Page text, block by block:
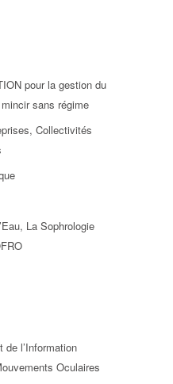
pour la gestion du
sans régime
Collectivités
La Sophrologie
l’Information
Oculaires